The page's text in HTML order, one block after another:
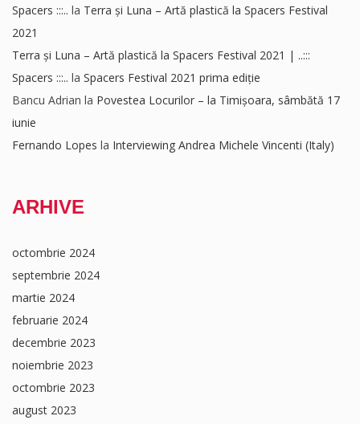
Spacers :::.. la Terra și Luna – Artă plastică la Spacers Festival
2021
Terra și Luna – Artă plastică la Spacers Festival 2021 | ..:::
Spacers :::.. la Spacers Festival 2021 prima ediție
Bancu Adrian la Povestea Locurilor – la Timișoara, sâmbătă 17
iunie
Fernando Lopes la Interviewing Andrea Michele Vincenti (Italy)
ARHIVE
octombrie 2024
septembrie 2024
martie 2024
februarie 2024
decembrie 2023
noiembrie 2023
octombrie 2023
august 2023